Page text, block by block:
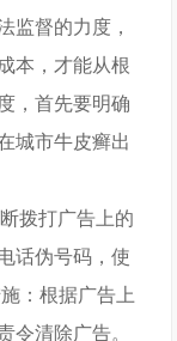
监督的力度，
本，才能从根
，首先要明确
城市牛皮癣出
拨打广告上的
话伪号码，使
：根据广告上
令清除广告。